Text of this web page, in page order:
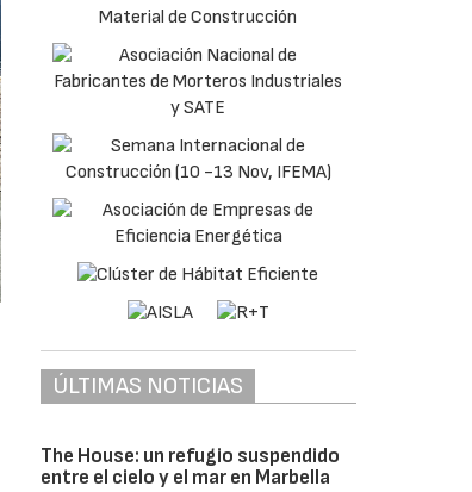
ÚLTIMAS NOTICIAS
The House: un refugio suspendido
entre el cielo y el mar en Marbella